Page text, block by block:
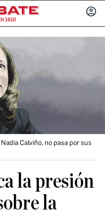
1910
Calviño, no pasa por sus
la presión
la